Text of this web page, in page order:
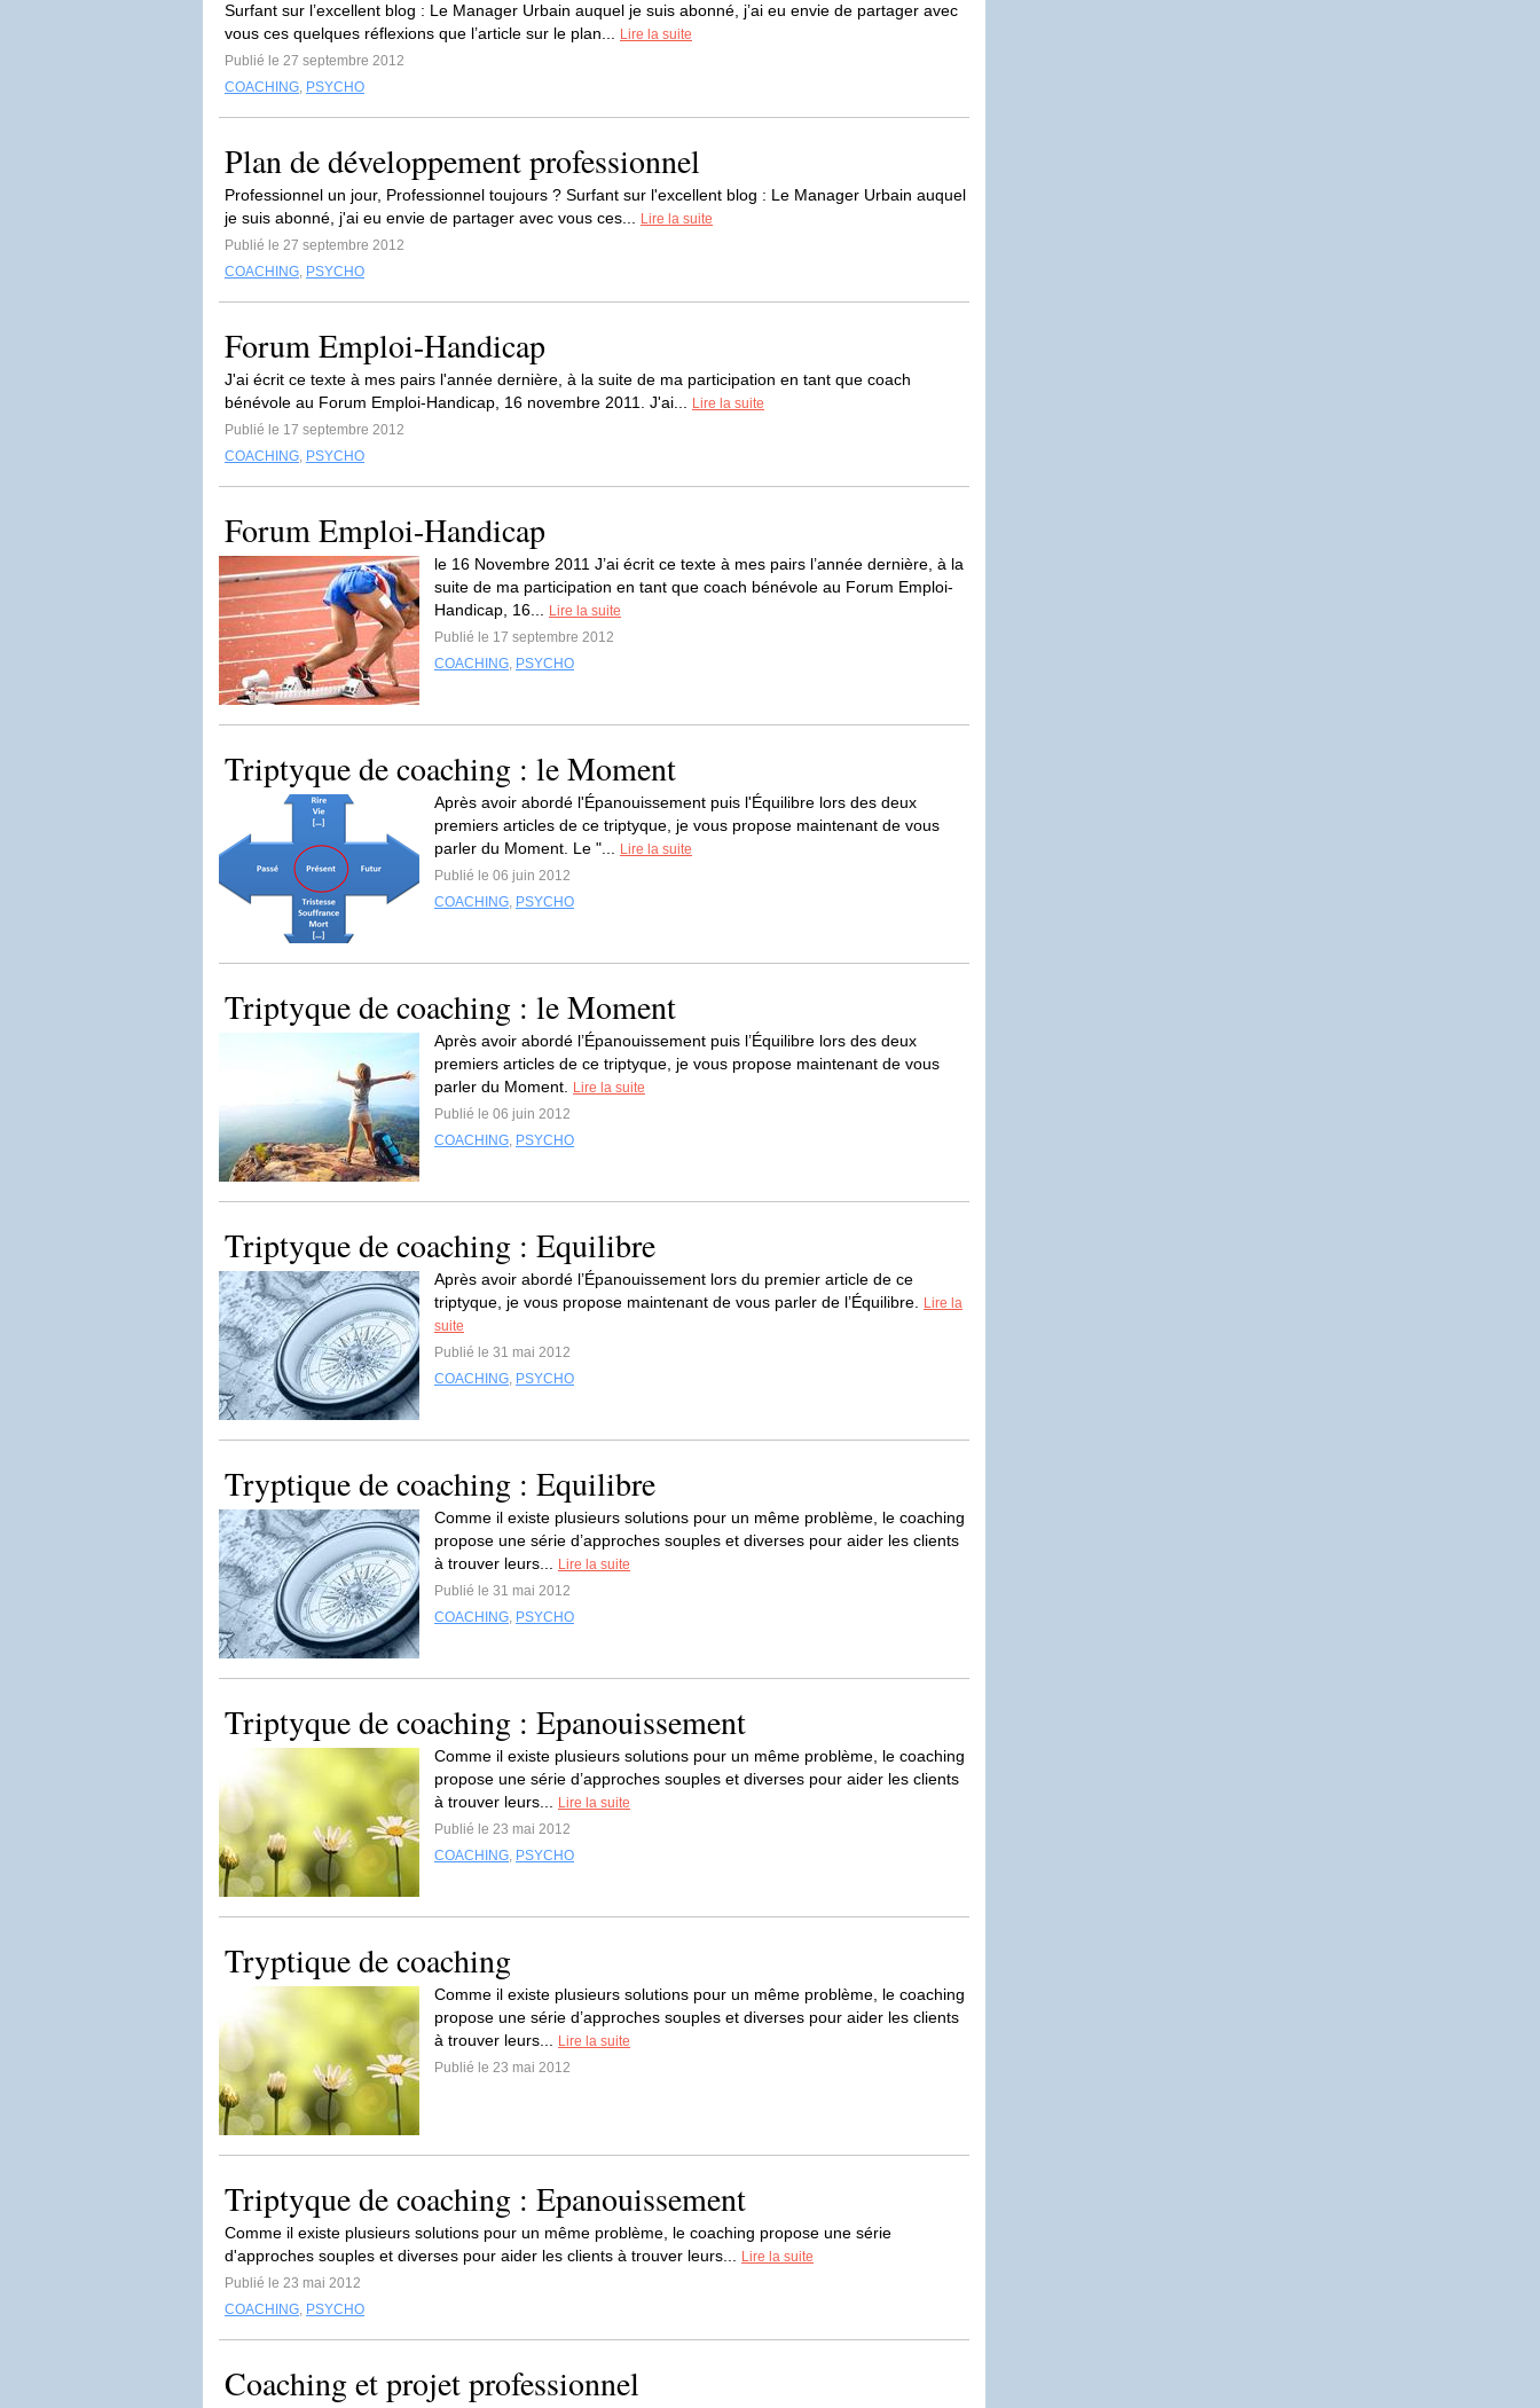
Surfant sur l’excellent blog : Le Manager Urbain auquel je suis abonné, j’ai eu envie de partager avec
vous ces quelques réflexions que l’article sur le plan...
Lire la suite
Publié le 27 septembre 2012
COACHING, PSYCHO
Plan de développement professionnel
Professionnel un jour, Professionnel toujours ? Surfant sur l'excellent blog : Le Manager Urbain auquel
je suis abonné, j'ai eu envie de partager avec vous ces...
Lire la suite
Publié le 27 septembre 2012
COACHING, PSYCHO
Forum Emploi-Handicap
J'ai écrit ce texte à mes pairs l'année dernière, à la suite de ma participation en tant que coach
bénévole au Forum Emploi-Handicap, 16 novembre 2011. J'ai...
Lire la suite
Publié le 17 septembre 2012
COACHING, PSYCHO
Forum Emploi-Handicap
le 16 Novembre 2011 J’ai écrit ce texte à mes pairs l’année dernière, à la
suite de ma participation en tant que coach bénévole au Forum Emploi-
Handicap, 16...
Lire la suite
Publié le 17 septembre 2012
COACHING, PSYCHO
Triptyque de coaching : le Moment
Après avoir abordé l'Épanouissement puis l'Équilibre lors des deux
premiers articles de ce triptyque, je vous propose maintenant de vous
parler du Moment. Le "...
Lire la suite
Publié le 06 juin 2012
COACHING, PSYCHO
Triptyque de coaching : le Moment
Après avoir abordé l’Épanouissement puis l’Équilibre lors des deux
premiers articles de ce triptyque, je vous propose maintenant de vous
parler du Moment.
Lire la suite
Publié le 06 juin 2012
COACHING, PSYCHO
Triptyque de coaching : Equilibre
Après avoir abordé l’Épanouissement lors du premier article de ce
triptyque, je vous propose maintenant de vous parler de l’Équilibre.
Lire la
suite
Publié le 31 mai 2012
COACHING, PSYCHO
Tryptique de coaching : Equilibre
Comme il existe plusieurs solutions pour un même problème, le coaching
propose une série d’approches souples et diverses pour aider les clients
à trouver leurs...
Lire la suite
Publié le 31 mai 2012
COACHING, PSYCHO
Triptyque de coaching : Epanouissement
Comme il existe plusieurs solutions pour un même problème, le coaching
propose une série d’approches souples et diverses pour aider les clients
à trouver leurs...
Lire la suite
Publié le 23 mai 2012
COACHING, PSYCHO
Tryptique de coaching
Comme il existe plusieurs solutions pour un même problème, le coaching
propose une série d’approches souples et diverses pour aider les clients
à trouver leurs...
Lire la suite
Publié le 23 mai 2012
Triptyque de coaching : Epanouissement
Comme il existe plusieurs solutions pour un même problème, le coaching propose une série
d'approches souples et diverses pour aider les clients à trouver leurs...
Lire la suite
Publié le 23 mai 2012
COACHING, PSYCHO
Coaching et projet professionnel